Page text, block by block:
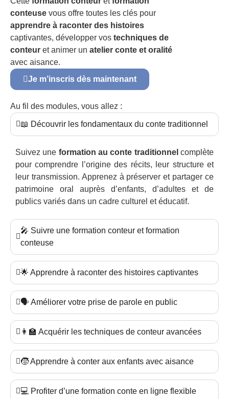
conteuse vous offre toutes les clés pour
apprendre à raconter des histoires
captivantes, développer vos techniques de
conteur et animer un atelier conte et oralité
avec aisance.
Je m’inscris dès maintenant
Au fil des modules, vous allez :
📖 Découvrir les fondamentaux du conte traditionnel
Suivez une formation au conte traditionnel complète
pour comprendre l’origine des récits, leur structure et
leur transmission. Apprenez à préserver et partager ce
patrimoine oral auprès d’enfants, d’adultes et de
publics variés dans un cadre culturel et éducatif.
🎤 Suivre une formation conteur et formation
conteuse
🌟 Apprendre à raconter des histoires captivantes
🗣️ Améliorer votre prise de parole en public
👩‍🏫 Acquérir les techniques de conteur avancées
🧒 Apprendre à conter aux enfants avec aisance
💻 Profiter d’une formation conte en ligne flexible